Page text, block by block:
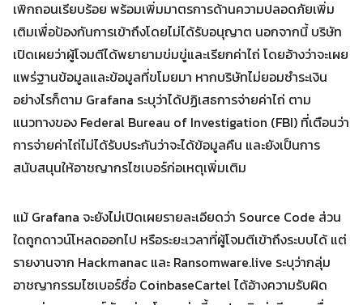
Search
for:
เพิกถอนเรียบร้อย พร้อมเพิ่มมาตรการด้านความปลอดภัยเพิ่ม
เติมเพื่อป้องกันการเข้าถึงโดยไม่ได้รับอนุญาต นอกจากนี้ บริษัท
เปิดเผยว่าผู้โจมตีได้พยายามข่มขู่และเรียกค่าไถ่ โดยอ้างว่าจะเผย
แพร่ฐานข้อมูลและข้อมูลที่ขโมยมา หากบริษัทไม่ยอมชำระเงิน
อย่างไรก็ตาม Grafana ระบุว่าได้ปฏิเสธการจ่ายค่าไถ่ ตาม
แนวทางของ Federal Bureau of Investigation (FBI) ที่เตือนว่า
การจ่ายค่าไถ่ไม่ได้รับประกันว่าจะได้ข้อมูลคืน และยังเป็นการ
สนับสนุนให้อาชญากรไซเบอร์ก่อเหตุเพิ่มเติม
แม้ Grafana จะยังไม่เปิดเผยรายละเอียดว่า Source Code ส่วน
ใดถูกดาวน์โหลดออกไป หรือระยะเวลาที่ผู้โจมตีเข้าถึงระบบได้ แต่
รายงานจาก Hackmanac และ Ransomware.live ระบุว่ากลุ่ม
อาชญากรรมไซเบอร์ชื่อ CoinbaseCartel ได้อ้างความรับผิด